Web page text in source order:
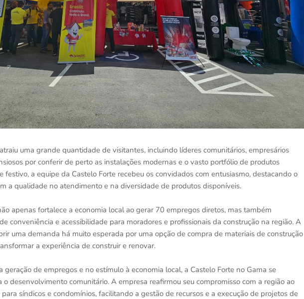
uma grande quantidade de visitantes, incluindo líderes comunitários, empresários
por conferir de perto as instalações modernas e o vasto portfólio de produtos
festivo, a equipe da Castelo Forte recebeu os convidados com entusiasmo, destacando o
a qualidade no atendimento e na diversidade de produtos disponíveis.
apenas fortalece a economia local ao gerar 70 empregos diretos, mas também
conveniência e acessibilidade para moradores e profissionais da construção na região. A
uma demanda há muito esperada por uma opção de compra de materiais de construção
a experiência de construir e renovar.
de empregos e no estímulo à economia local, a Castelo Forte no Gama se
o desenvolvimento comunitário. A empresa reafirmou seu compromisso com a região ao
síndicos e condomínios, facilitando a gestão de recursos e a execução de projetos de